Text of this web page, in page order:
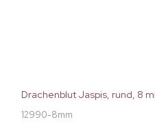
Drachenblut Jaspis, rund, 8
12990-8mm